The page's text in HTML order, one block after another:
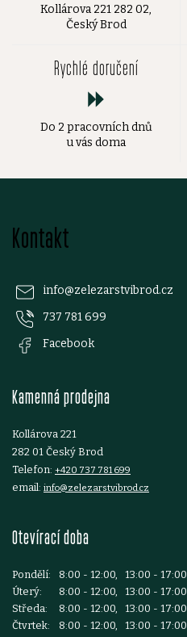
Kollárova 221 282 02,
Český Brod
Rychlé doručení
Do 2 pracovních dnů
u vás doma
Kontakt
info@zelezarstvibrod.cz
737 781 699
Facebook
Kamenná prodejna
Kollárova 221
282 01 Český Brod
Telefon: +420 737 781 699
email: info@zelezarstvibrod.cz
Otevírací doba
Pondělí:
8:00 - 12:00, 13:00 - 17:00
Úterý:
8:00 - 12:00, 13:00 - 17:00
Středa:
8:00 - 12:00, 13:00 - 17:00
Čtvrtek:
8:00 - 12:00, 13:00 - 17:00